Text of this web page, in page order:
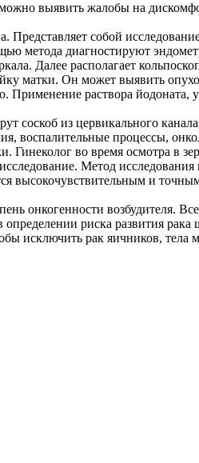
выявить жалобы на
собой
метода диагностируют
Далее располагает
матки. Он может выявить
раствора йодоната,
соскоб из цервикального
воспалительные процессы,
Гинеколог во время осмотра в
Метод
высокочувствительным и
онкогенности возбудителя.
риска развития рака
исключить рак яичников, тела